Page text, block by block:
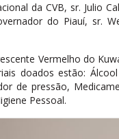
da CVB, sr. Julio
do Piauí, sr.
Vermelho do
doados estão:
de pressão,
Pessoal.